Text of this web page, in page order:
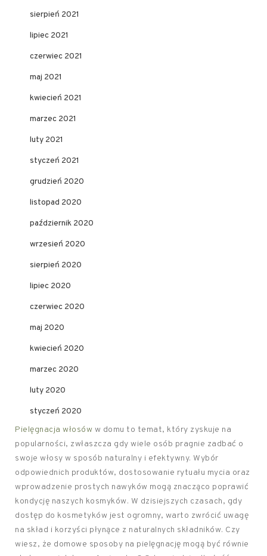
sierpień 2021
lipiec 2021
czerwiec 2021
maj 2021
kwiecień 2021
marzec 2021
luty 2021
styczeń 2021
grudzień 2020
listopad 2020
październik 2020
wrzesień 2020
sierpień 2020
lipiec 2020
czerwiec 2020
maj 2020
kwiecień 2020
marzec 2020
luty 2020
styczeń 2020
Pielęgnacja włosów w domu to temat, który zyskuje na
popularności, zwłaszcza gdy wiele osób pragnie zadbać o
swoje włosy w sposób naturalny i efektywny. Wybór
odpowiednich produktów, dostosowanie rytuału mycia oraz
wprowadzenie prostych nawyków mogą znacząco poprawić
kondycję naszych kosmyków. W dzisiejszych czasach, gdy
dostęp do kosmetyków jest ogromny, warto zwrócić uwagę
na skład i korzyści płynące z naturalnych składników. Czy
wiesz, że domowe sposoby na pielęgnację mogą być równie